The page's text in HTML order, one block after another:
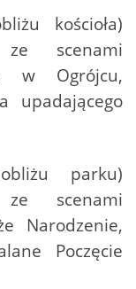
kościoła)
ze scenami
w Ogrójcu,
upadającego
parku)
ze scenami
Narodzenie,
Poczęcie